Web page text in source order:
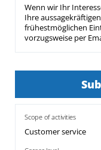
Wenn wir Ihr
Ihre
frühestmöglichen
vorzugsweise per
Scope of activities
Customer service